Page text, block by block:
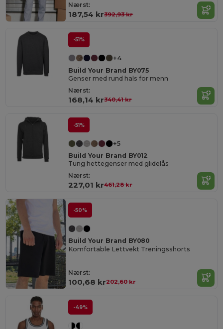
Nærst:
187,54 kr392,93 kr
-51%
+4
Build Your Brand BY075
Genser med rund hals for menn
Nærst:
168,14 kr340,41 kr
-51%
+5
Build Your Brand BY012
Tung hettegenser med glidelås
Nærst:
227,01 kr461,28 kr
-50%
Build Your Brand BY080
Komfortable Lettvekt Treningsshorts
Nærst:
100,68 kr202,60 kr
-49%